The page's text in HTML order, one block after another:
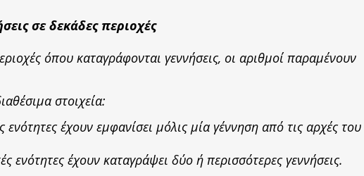
σε δεκάδες περιοχές
όπου καταγράφονται γεννήσεις, οι αριθμοί παραμένουν
στοιχεία:
ενότητες έχουν εμφανίσει μόλις μία γέννηση από τις αρχές του
ενότητες έχουν καταγράψει δύο ή περισσότερες γεννήσεις.